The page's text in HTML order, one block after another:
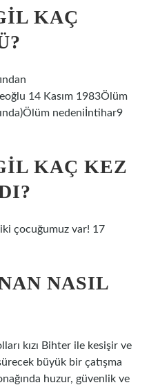
KAÇ
14 Kasım 1983Ölüm
nedeniİntihar9
KAÇ KEZ
çocuğumuz var! 17
NASIL
kızı Bihter ile kesişir ve
büyük bir çatışma
huzur, güvenlik ve